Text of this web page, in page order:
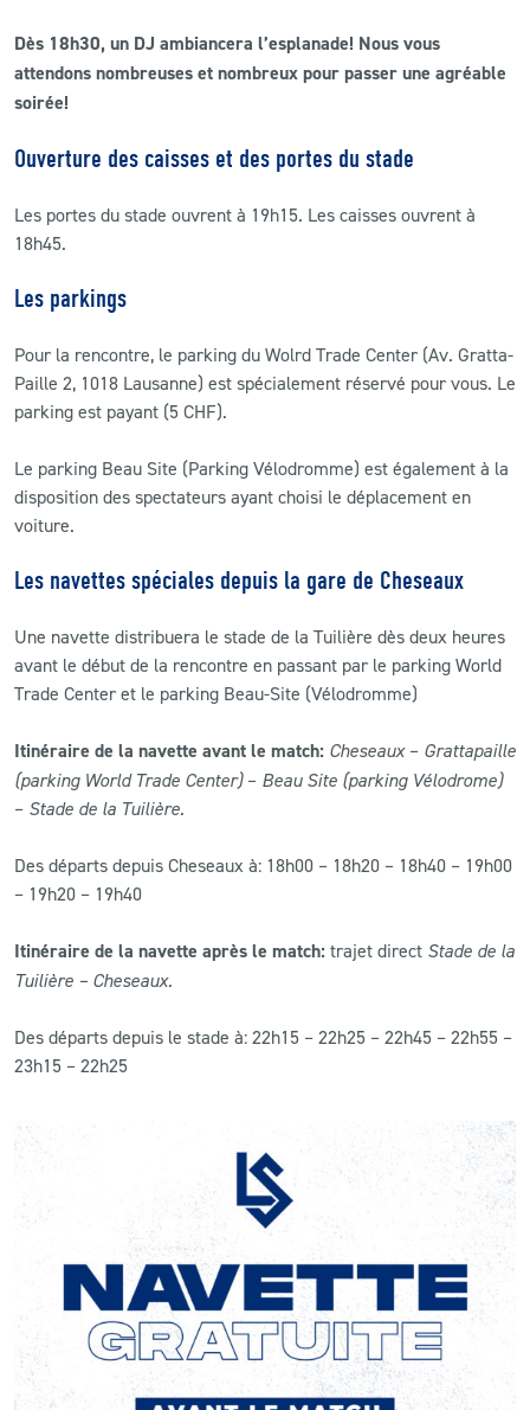
Dès 18h30, un DJ ambiancera l’esplanade! Nous vous
attendons nombreuses et nombreux pour passer une agréable
soirée!
Ouverture des caisses et des portes du stade
Les portes du stade ouvrent à 19h15. Les caisses ouvrent à
18h45.
Les parkings
Pour la rencontre, le parking du Wolrd Trade Center (Av. Gratta-
Paille 2, 1018 Lausanne) est spécialement réservé pour vous. Le
parking est payant (5 CHF).
Le parking Beau Site (Parking Vélodromme) est également à la
disposition des spectateurs ayant choisi le déplacement en
voiture.
Les navettes spéciales depuis la gare de Cheseaux
Une navette distribuera le stade de la Tuilière dès deux heures
avant le début de la rencontre en passant par le parking World
Trade Center et le parking Beau-Site (Vélodromme)
Itinéraire de la navette avant le match: Cheseaux– Grattapaille
(parking World Trade Center)– Beau Site (parking Vélodrome)
– Stade de la Tuilière.
Des départs depuis Cheseaux à: 18h00 – 18h20 – 18h40 – 19h00
– 19h20 – 19h40
Itinéraire de la navette après le match: trajet direct Stade de la
Tuilière – Cheseaux.
Des départs depuis le stade à: 22h15 – 22h25 – 22h45 – 22h55 –
23h15 – 22h25